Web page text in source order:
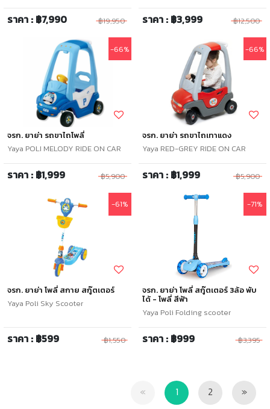
ราคา : ฿7,990 ฿19,950 ราคา : ฿3,999 ฿12,500
-66%
จรก. ยาย่า รถขาไถโพลี่
Yaya POLI MELODY RIDE ON CAR
ราคา : ฿1,999 ฿5,900
-66%
จรก. ยาย่า รถขาไถเทาแดง
Yaya RED-GREY RIDE ON CAR
ราคา : ฿1,999 ฿5,900
-61%
จรก. ยาย่า โพลี่ สกาย สกู๊ตเตอร์
Yaya Poli Sky Scooter
ราคา : ฿599 ฿1,550
-71%
จรก. ยาย่า โพลี่ สกู๊ตเตอร์ 3ล้อ พับ
ได้ - โพลี่ สีฟ้า
Yaya Poli Folding scooter
ราคา : ฿999 ฿3,395
« Previous1 2 »Next